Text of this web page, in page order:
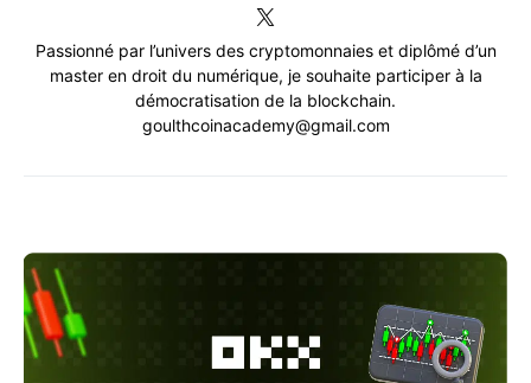
Passionné par l’univers des cryptomonnaies et diplômé d’un
master en droit du numérique, je souhaite participer à la
démocratisation de la blockchain.
goulthcoinacademy@gmail.com